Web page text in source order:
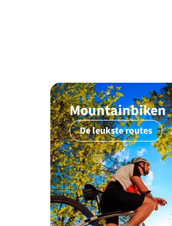
Mountainbiken
De leukste routes